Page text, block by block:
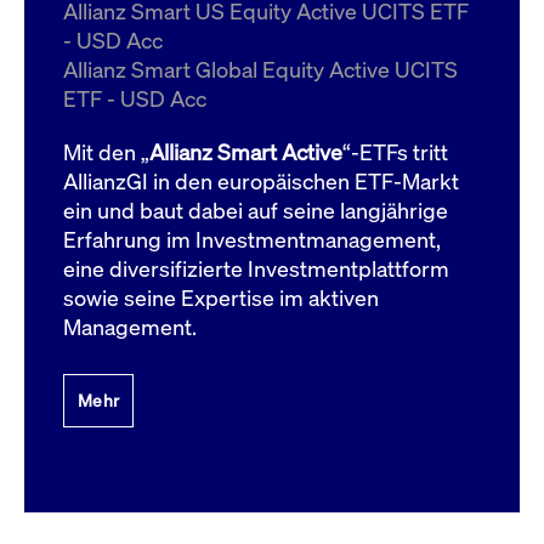
Allianz Smart US Equity Active UCITS ETF
- USD Acc
Allianz Smart Global Equity Active UCITS
ETF - USD Acc
Mit den „Allianz Smart Active“-ETFs tritt
AllianzGI in den europäischen ETF-Markt
ein und baut dabei auf seine langjährige
Erfahrung im Investmentmanagement,
eine diversifizierte Investmentplattform
sowie seine Expertise im aktiven
Management.
Mehr
ApplicationGatewayAffinityCORS
boerse.com
Domain
bis